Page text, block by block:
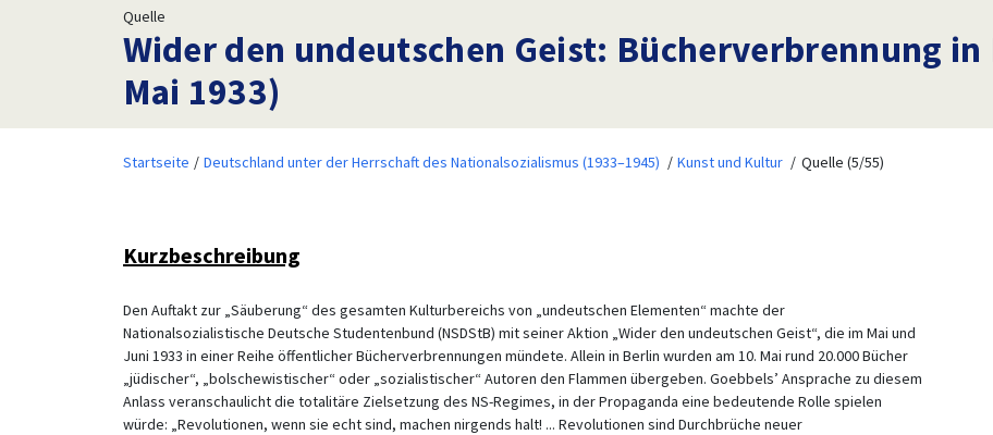
Quelle
Wider den undeutschen Geist: Bücherverbrennung
Mai 1933)
Startseite Deutschland unter der Herrschaft des Nationalsozialismus (1933–1945) Kunst und Kultur Quelle (5/55)
Kurzbeschreibung
Den Auftakt zur „Säuberung“ des gesamten Kulturbereichs von „undeutschen Elementen“ machte der
Nationalsozialistische Deutsche Studentenbund (NSDStB) mit seiner Aktion „Wider den undeutschen Geist“, die im Mai und
Juni 1933 in einer Reihe öffentlicher Bücherverbrennungen mündete. Allein in Berlin wurden am 10. Mai rund 20.000 Bücher
„jüdischer“, „bolschewistischer“ oder „sozialistischer“ Autoren den Flammen übergeben. Goebbels’ Ansprache zu diesem
Anlass veranschaulicht die totalitäre Zielsetzung des NS-Regimes, in der Propaganda eine bedeutende Rolle spielen
würde: „Revolutionen, wenn sie echt sind, machen nirgends halt! ... Revolutionen sind Durchbrüche neuer